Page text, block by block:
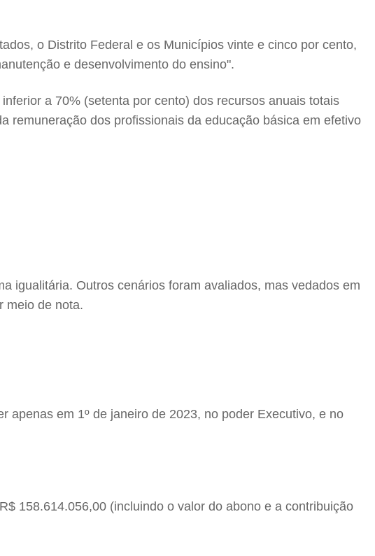
o Distrito Federal e os Municípios vinte e cinco por cento,
e desenvolvimento do ensino".
a 70% (setenta por cento) dos recursos anuais totais
remuneração dos profissionais da educação básica em efetivo
igualitária. Outros cenários foram avaliados, mas vedados em
meio de nota.
apenas em 1º de janeiro de 2023, no poder Executivo, e no
158.614.056,00 (incluindo o valor do abono e a contribuição